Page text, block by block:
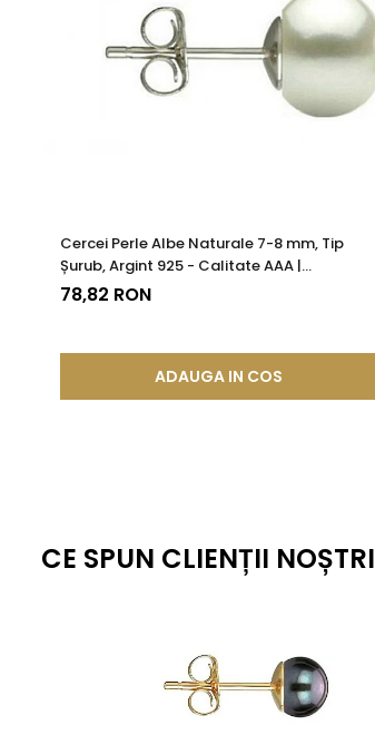
Cercei Perle Albe Naturale 7-8 mm, Tip
Șurub, Argint 925 - Calitate AAA |
KASKADDA®
78,82 RON
ADAUGA IN COS
CE SPUN CLIENȚII NOȘTRI